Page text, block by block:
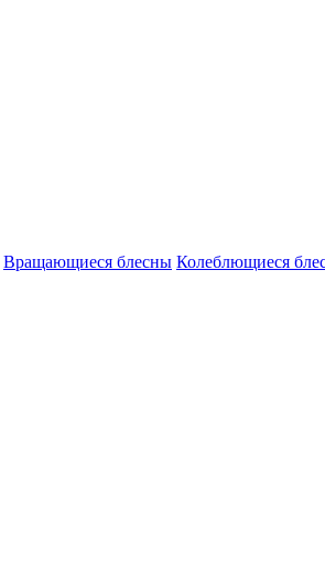
Вращающиеся блесны Колеблющиеся